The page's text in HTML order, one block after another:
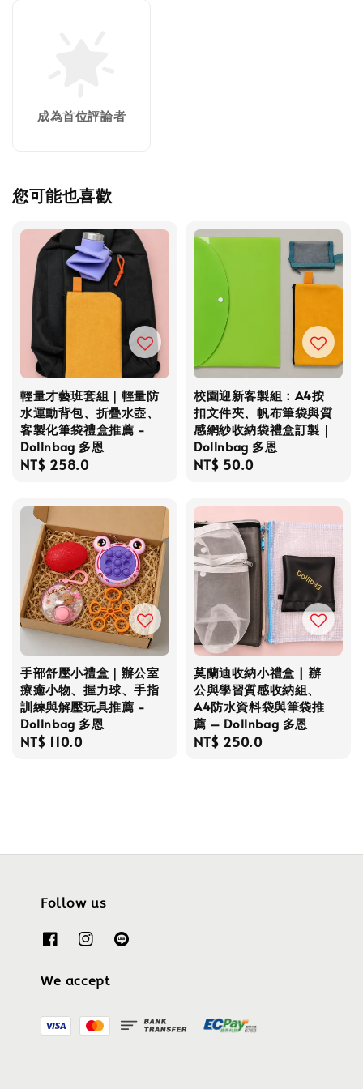
成為首位評論者
您可能也喜歡
輕量才藝班套組｜輕量防
水運動背包、折疊水壺、
客製化筆袋禮盒推薦 -
Dollnbag 多恩
Regular
NT$ 258.0
校園迎新客製組：A4按
扣文件夾、帆布筆袋與質
感網紗收納袋禮盒訂製｜
Dollnbag 多恩
Regular
NT$ 50.0
手部舒壓小禮盒｜辦公室
療癒小物、握力球、手指
訓練與解壓玩具推薦 -
Dollnbag 多恩
Regular
NT$ 110.0
莫蘭迪收納小禮盒 | 辦
公與學習質感收納組、
A4防水資料袋與筆袋推
薦 – Dollnbag 多恩
Regular
NT$ 250.0
Follow us
We accept